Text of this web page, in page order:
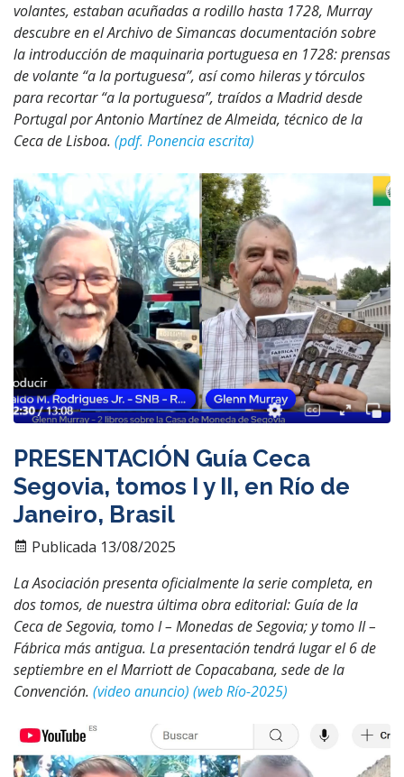
volantes, estaban acuñadas a rodillo hasta 1728, Murray
descubre en el Archivo de Simancas documentación sobre
la introducción de maquinaria portuguesa en 1728: prensas
de volante “a la portuguesa”, así como hileras y tórculos
para recortar “a la portuguesa”, traídos a Madrid desde
Portugal por Antonio Martínez de Almeida, técnico de la
Ceca de Lisboa. (pdf. Ponencia escrita)
PRESENTACIÓN Guía Ceca
Segovia, tomos I y II, en Río de
Janeiro, Brasil
Publicada 13/08/2025
La Asociación presenta oficialmente la serie completa, en
dos tomos, de nuestra última obra editorial: Guía de la
Ceca de Segovia, tomo I – Monedas de Segovia; y tomo II –
Fábrica más antigua. La presentación tendrá lugar el 6 de
septiembre en el Marriott de Copacabana, sede de la
Convención. (video anuncio) (web Río-2025)